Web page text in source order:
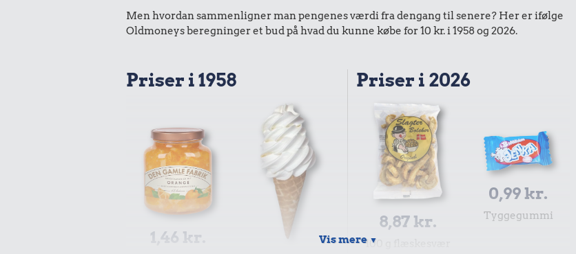
Men hvordan sammenligner man pengenes værdi fra dengang til senere? Her er ifølge
Oldmoneys beregninger et bud på hvad du kunne købe for 10 kr. i 1958 og 2026.
Priser i 1958
1,46 kr.
Priser i 2026
8,87 kr.
100 g flæskesvær
0,99 kr.
Tyggegummi
Vis mere ▼